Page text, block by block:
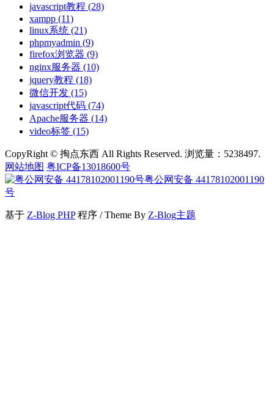
javascript教程 (28)
xampp (11)
linux系统 (21)
phpmyadmin (9)
firefox浏览器 (9)
nginx服务器 (10)
jquery教程 (18)
微信开发 (15)
javascript代码 (74)
Apache服务器 (14)
video标签 (15)
CopyRight © 掏点东西 All Rights Reserved. 浏览量：5238497.
网站地图 粤ICP备13018600号
粤公网安备 44178102001190
号
基于 Z-Blog PHP程序 / Theme By Z-Blog主题